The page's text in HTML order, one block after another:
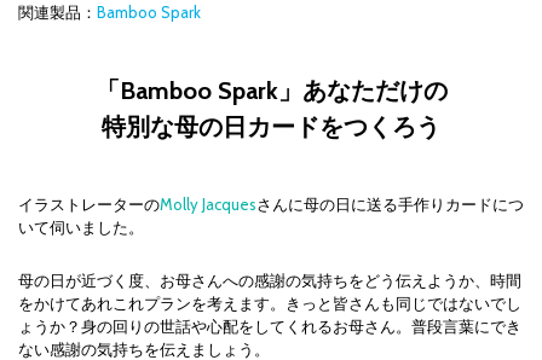
関連製品： Bamboo Spark
「Bamboo Spark」あなただけの
特別な母の日カードをつくろう
イラストレーターのMolly Jacquesさんに母の日に送る手作りカードにつ
いて伺いました。
母の日が近づく度、お母さんへの感謝の気持ちをどう伝えようか、時間
をかけてあれこれプランを考えます。きっと皆さんも同じではないでし
ょうか？身の回りの世話や心配をしてくれるお母さん。普段言葉にでき
ない感謝の気持ちを伝えましょう。